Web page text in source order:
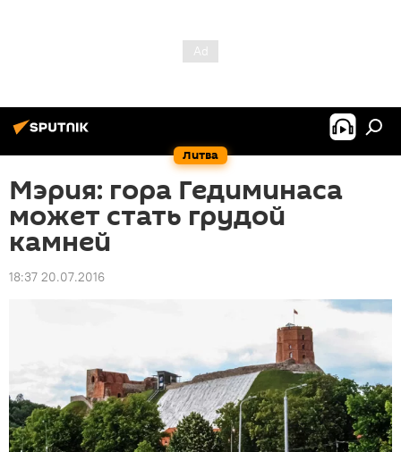
Литва
Мэрия: гора Гедиминаса
может стать грудой
камней
18:37 20.07.2016